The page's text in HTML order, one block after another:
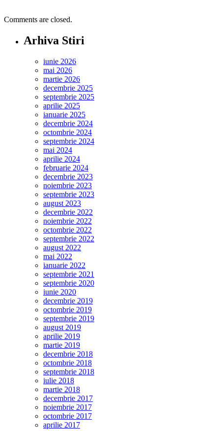
Comments are closed.
Arhiva Stiri
iunie 2026
mai 2026
martie 2026
decembrie 2025
septembrie 2025
aprilie 2025
ianuarie 2025
decembrie 2024
octombrie 2024
septembrie 2024
mai 2024
aprilie 2024
februarie 2024
decembrie 2023
noiembrie 2023
septembrie 2023
august 2023
decembrie 2022
noiembrie 2022
octombrie 2022
septembrie 2022
august 2022
mai 2022
ianuarie 2022
septembrie 2021
septembrie 2020
iunie 2020
decembrie 2019
octombrie 2019
septembrie 2019
august 2019
aprilie 2019
martie 2019
decembrie 2018
octombrie 2018
septembrie 2018
iulie 2018
martie 2018
decembrie 2017
noiembrie 2017
octombrie 2017
aprilie 2017